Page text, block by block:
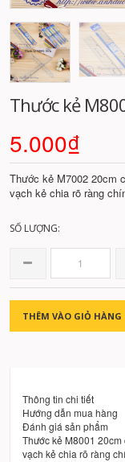
Thước kẻ
5.000₫
Thước kẻ M7002 20cm
vạch kẻ chia rõ ràng
SỐ LƯỢNG:
THÊM VÀO GIỎ HÀNG
Thông tin chi tiết
Hướng dẫn mua hàng
Đánh giá sản phẩm
Thước kẻ M8001
vạch kẻ chia rõ ràng